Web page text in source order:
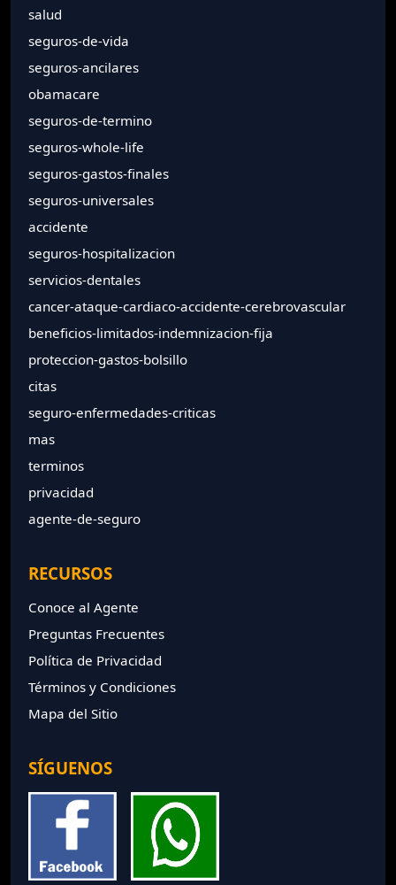
salud
seguros-de-vida
seguros-ancilares
obamacare
seguros-de-termino
seguros-whole-life
seguros-gastos-finales
seguros-universales
accidente
seguros-hospitalizacion
servicios-dentales
cancer-ataque-cardiaco-accidente-cerebrovascular
beneficios-limitados-indemnizacion-fija
proteccion-gastos-bolsillo
citas
seguro-enfermedades-criticas
mas
terminos
privacidad
agente-de-seguro
RECURSOS
Conoce al Agente
Preguntas Frecuentes
Política de Privacidad
Términos y Condiciones
Mapa del Sitio
SÍGUENOS